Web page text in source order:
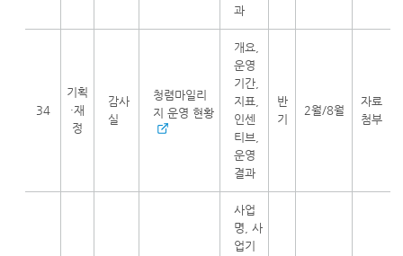
과
34
기획
·재
정
감사
실
청렴마일리
지 운영 현황
개요,
운영
기간,
지표,
인센
티브,
운영
결과
반
기
2월/8월
자료
첨부
사업
명, 사
업기